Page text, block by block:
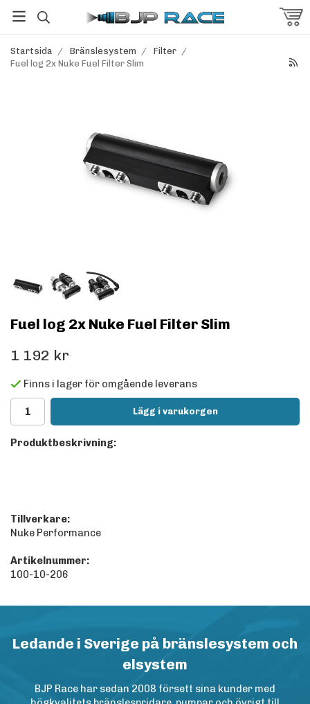
Startsida / Bränslesystem / Filter /
Fuel log 2x Nuke Fuel Filter Slim
Fuel log 2x Nuke Fuel Filter Slim
1 192 kr
Finns i lager för omgående leverans
Lägg i varukorgen
Produktbeskrivning:
Tillverkare:
Nuke Performance
Artikelnummer:
100-10-206
Ledande i Sverige på bränslesystem och
elsystem
BJP Race har sedan 2008 försett sina kunder med